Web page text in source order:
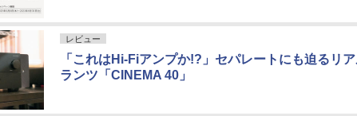
レビュー
「これはHi-Fiアンプか!?」セパレートにも迫るリ
ランツ「CINEMA 40」